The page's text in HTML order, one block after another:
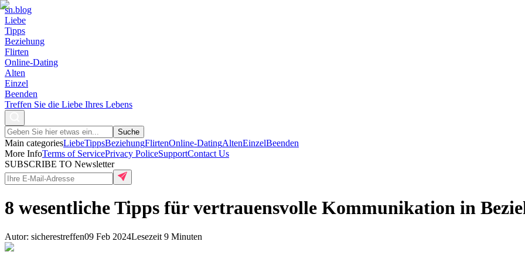
sn.blog
Liebe
Tipps
Beziehung
Flirten
Online-Dating
Alten
Einzel
Beenden
Treffen Sie die Liebe Ihres Lebens
Suche
Main categoriesLiebeTippsBeziehungFlirtenOnline-DatingAltenEinzelBeenden
More InfoTerms of ServicePrivacy PoliceSupportContact Us
SUBSCRIBE TO Newsletter
8 wesentliche Tipps für vertrauensvolle Kommunikation in
Autor: sicherestreffen09 Feb 2024Lesezeit 9 Minuten